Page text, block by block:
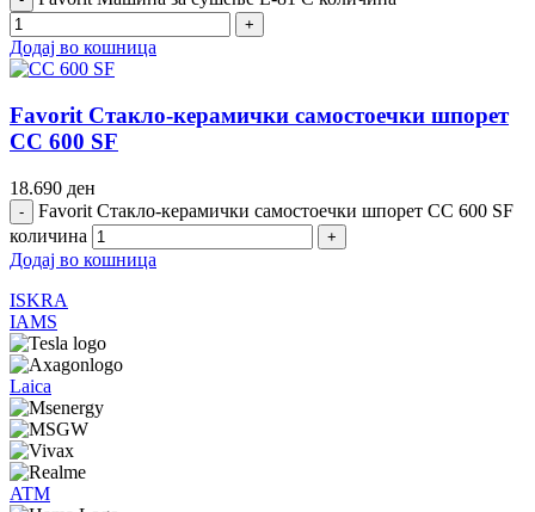
Додај во кошница
Favorit Стакло-керамички самостоечки шпорет
CC 600 SF
18.690 ден
Favorit Стакло-керамички самостоечки шпорет CC 600 SF
количина
Додај во кошница
ISKRA
IAMS
Laica
ATM